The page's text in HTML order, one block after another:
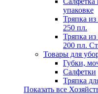
упаковке
Тряпка
250 пл.
Тряпка
200 пл.
Товары для
Губки,
Салфетки
Тряпка
Показать все